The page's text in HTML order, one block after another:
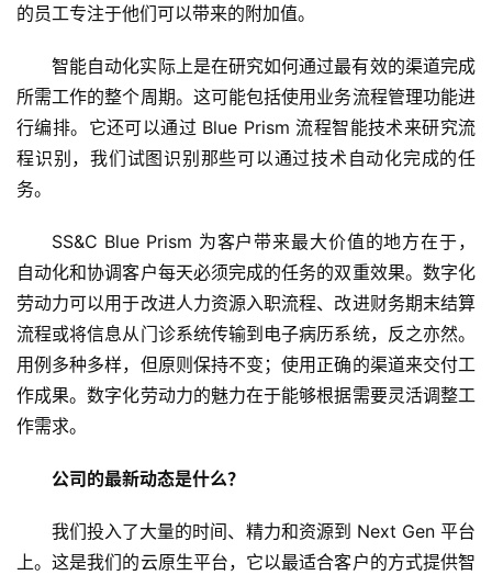
的员工专注于他们可以带来的附加值。
智能自动化实际上是在研究如何通过最有效的渠道完成
所需工作的整个周期。这可能包括使用业务流程管理功能进
行编排。它还可以通过 Blue Prism 流程智能技术来研究流
程识别，我们试图识别那些可以通过技术自动化完成的任
务。
SS&C Blue Prism 为客户带来最大价值的地方在于，
自动化和协调客户每天必须完成的任务的双重效果。数字化
劳动力可以用于改进人力资源入职流程、改进财务期末结算
流程或将信息从门诊系统传输到电子病历系统，反之亦然。
用例多种多样，但原则保持不变；使用正确的渠道来交付工
作成果。数字化劳动力的魅力在于能够根据需要灵活调整工
作需求。
公司的最新动态是什么？
我们投入了大量的时间、精力和资源到 Next Gen 平台
上。这是我们的云原生平台，它以最适合客户的方式提供智